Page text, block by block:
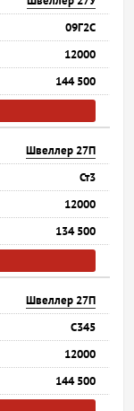
09Г2С
12000
144 500
Швеллер 27П
Ст3
12000
134 500
Швеллер 27П
С345
12000
144 500